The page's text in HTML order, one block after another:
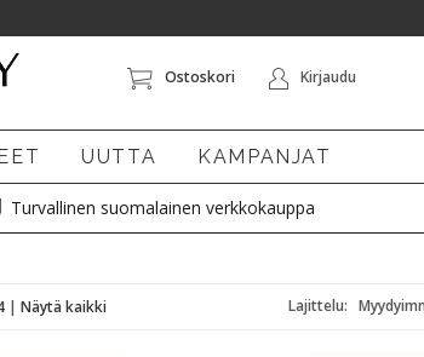
Ostoskori Kirjaudu
UUTTA KAMPANJAT
Turvallinen suomalainen verkkokauppa
| Näytä kaikki Lajittelu: